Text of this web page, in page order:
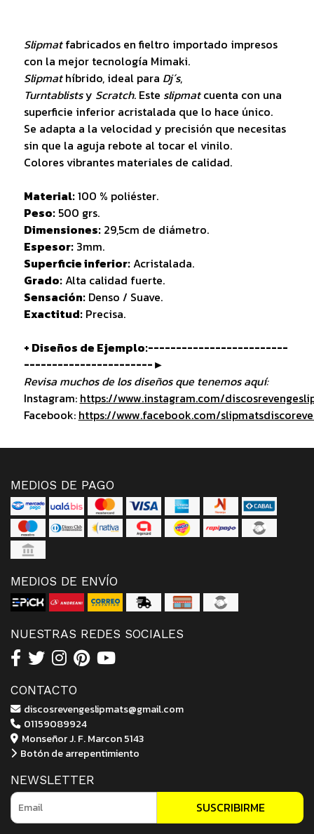
Slipmatfabricados en fieltro importado impresos
con la mejor tecnología Mimaki.
Slipmathíbrido, ideal para Dj´s,
Turntablistsy Scratch. Este slipmatcuenta con una
superficie inferior acristalada que lo hace único.
Se adapta a la velocidad y precisión que necesitas
sin que la aguja rebote al tocar el vinilo.
Colores vibrantes materiales de calidad.
Material:100 % poliéster.
Peso:500 grs.
Dimensiones:29,5cm de diámetro.
Espesor:3mm.
Superficie inferior:Acristalada.
Grado:Alta calidad fuerte.
Sensación:Denso / Suave.
Exactitud:Precisa.
+ Diseños de Ejemplo:-------------------------
-----------------------►
Revisa muchos de los diseños que tenemos aquí:
Instagram: https://www.instagram.com/
Facebook: https://www.facebook.com/
MEDIOS DE PAGO
MEDIOS DE ENVÍO
NUESTRAS REDES SOCIALES
CONTACTO
discosrevengeslipmats@gmail.com
01159089924
Monseñor J. F. Marcon 5143
Botón de arrepentimiento
NEWSLETTER
SUSCRIBIRME